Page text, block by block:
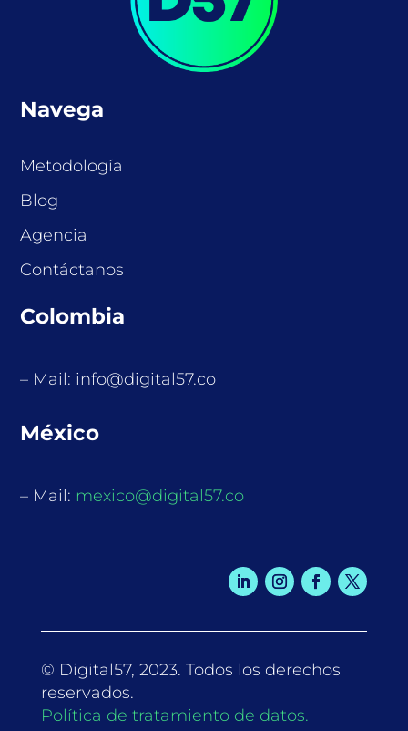
Navega
Metodología
Blog
Agencia
Contáctanos
Colombia
– Mail: info@digital57.co
México
– Mail: mexico@digital57.co
© Digital57, 2023. Todos los derechos
reservados.
Política de tratamiento de datos.